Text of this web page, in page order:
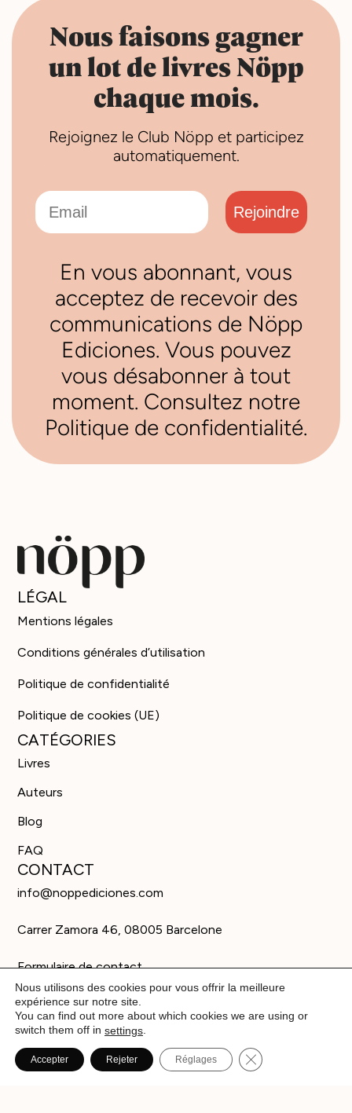
Nous faisons gagner
un lot de livres Nöpp
chaque mois.
Rejoignez le Club Nöpp et participez
automatiquement.
Email
Rejoindre
En vous abonnant, vous
acceptez de recevoir des
communications de Nöpp
Ediciones. Vous pouvez
vous désabonner à tout
moment. Consultez notre
Politique de confidentialité.
LÉGAL
Mentions légales
Conditions générales d’utilisation
Politique de confidentialité
Politique de cookies (UE)
CATÉGORIES
Livres
Auteurs
Blog
FAQ
CONTACT
info@noppediciones.com
Carrer Zamora 46, 08005 Barcelone
Formulaire de contact
© Editorial Nöpp 2026
Nous utilisons des cookies pour vous offrir la meilleure
expérience sur notre site.
You can find out more about which cookies we are using or
switch them off in settings
Accepter Rejeter Réglages Fermer la